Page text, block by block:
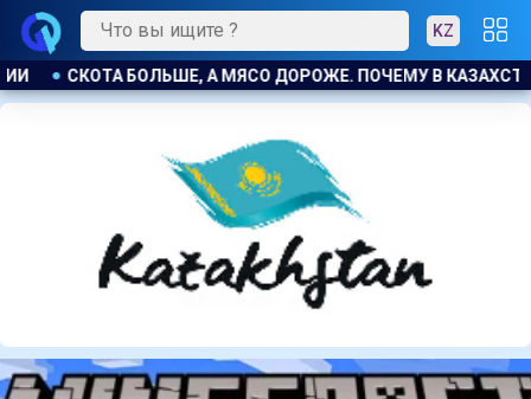
KZ
ПРОДОЛЖАЮТ РАСТИ ЦЕНЫ НА БАРАНИНУ И КОНИНУ